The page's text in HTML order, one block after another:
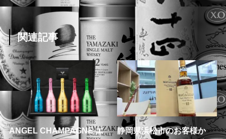
関連記事
ANGEL CHAMPAGNE エ
静岡県浜松市のお客様か